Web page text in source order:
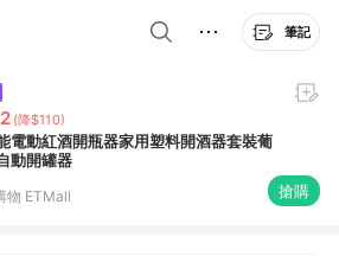
筆記
(降$110)
電動紅酒開瓶器家用塑料開酒器套裝葡
動開罐器
物 ETMall 搶購